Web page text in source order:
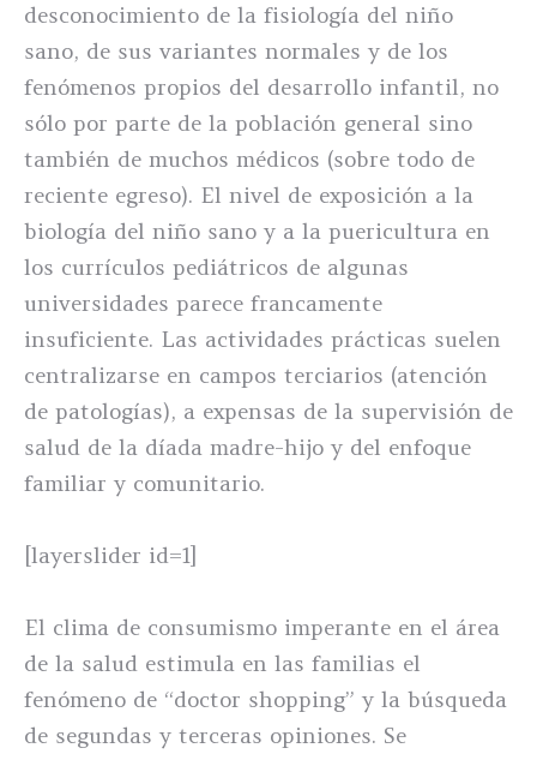
desconocimiento de la fisiología del niño
sano, de sus variantes normales y de los
fenómenos propios del desarrollo infantil, no
sólo por parte de la población general sino
también de muchos médicos (sobre todo de
reciente egreso). El nivel de exposición a la
biología del niño sano y a la puericultura en
los currículos pediátricos de algunas
universidades parece francamente
insuficiente. Las actividades prácticas suelen
centralizarse en campos terciarios (atención
de patologías), a expensas de la supervisión de
salud de la díada madre-hijo y del enfoque
familiar y comunitario.
[layerslider id=1]
El clima de consumismo imperante en el área
de la salud estimula en las familias el
fenómeno de “doctor shopping” y la búsqueda
de segundas y terceras opiniones. Se